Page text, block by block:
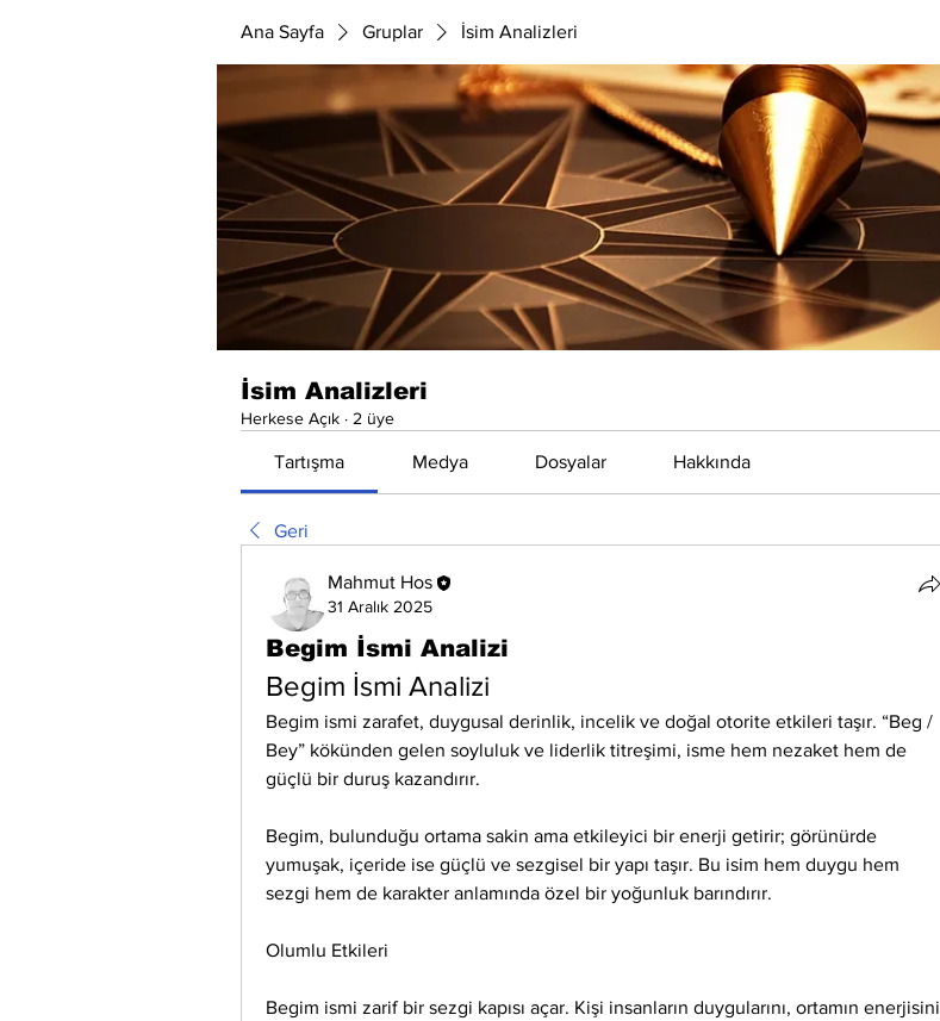
Ana Sayfa Gruplar İsim Analizleri
İsim Analizleri
Herkese Açık · 2 üye
Tartışma Medya Dosyalar Hakkında
Geri
Mahmut Hos
31 Aralık 2025
Begim İsmi Analizi
Begim İsmi Analizi
Begim ismi zarafet, duygusal derinlik, incelik ve doğal otorite etkileri taşır. “Beg /
Bey” kökünden gelen soyluluk ve liderlik titreşimi, isme hem nezaket hem de
güçlü bir duruş kazandırır.
Begim, bulunduğu ortama sakin ama etkileyici bir enerji getirir; görünürde
yumuşak, içeride ise güçlü ve sezgisel bir yapı taşır. Bu isim hem duygu hem
sezgi hem de karakter anlamında özel bir yoğunluk barındırır.
Olumlu Etkileri
Begim ismi zarif bir sezgi kapısı açar. Kişi insanların duygularını, ortamın enerjisini